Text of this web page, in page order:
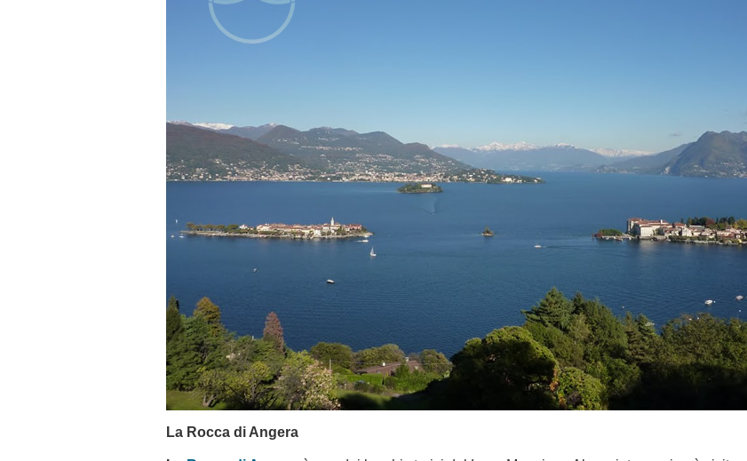
La Rocca di Angera